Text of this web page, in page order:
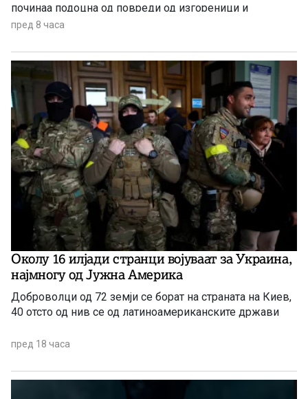
починаа подоцна од повреди од изгореници и
радијација, а зад себе оставија 650.000 преживеани
пред 8 часа
Околу 16 илјади странци војуваат за Украина,
најмногу од Јужна Америка
Доброволци од 72 земји се борат на страната на Киев,
40 отсто од нив се од латиноамериканските држави
пред 18 часа